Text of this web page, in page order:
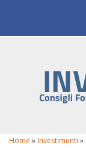
Home »Investimenti »